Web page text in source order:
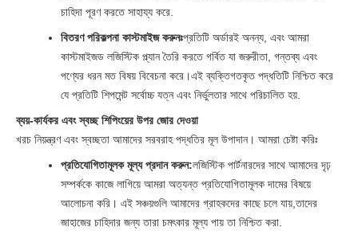
চাহিদা পূরণ করতে সাহায্য করে.
বিতরণ পরিকল্পনা কাস্টমাইজ করুনঃপ্রতিটি অর্ডারই অনন্য, এবং আমরা
কাস্টমাইজড লজিস্টিক প্ল্যান তৈরি করতে গর্বিত যা জরুরীতা, গন্তব্য এবং
পণ্যের ধরন মত বিষয় বিবেচনা করে।এই ব্যক্তিগতকৃত পদ্ধতিটি নিশ্চিত করে
যে প্রতিটি শিপমেন্ট সর্বোচ্চ যত্ন এবং নির্ভুলতার সাথে পরিচালিত হয়.
ব্যয়-কার্যকর এবং স্বচ্ছ শিপিংয়ের উপর জোর দেওয়া
খরচ নিয়ন্ত্রণ এবং স্বচ্ছতা আমাদের সরবরাহ পদ্ধতির মূল উপাদান। আমরা চেষ্টা করিঃ
প্রতিযোগিতামূলক মূল্য প্রদান করুন:লজিস্টিক পার্টনারদের সাথে আমাদের দৃঢ়
সম্পর্ককে কাজে লাগিয়ে আমরা অত্যন্ত প্রতিযোগিতামূলক দামের বিষয়ে
আলোচনা করি। এই সঞ্চয়গুলি আমাদের গ্রাহকদের কাছে চলে যায়,তাদের
জাহাজের চাহিদার জন্য তারা চমৎকার মূল্য পায় তা নিশ্চিত করা.